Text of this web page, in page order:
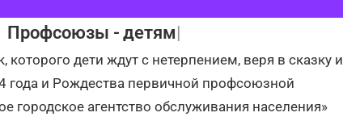
Профсоюзы - детям
которого дети ждут с нетерпением, веря в сказку и
года и Рождества первичной профсоюзной
городское агентство обслуживания населения»